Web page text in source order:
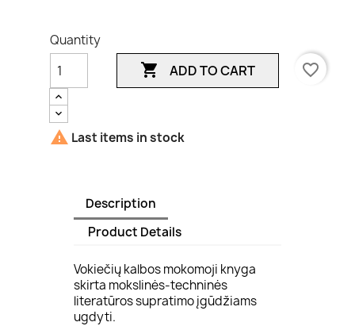
Quantity
 ADD TO CART favorite_border
 Last items in stock
Description
Product Details
Vokiečių kalbos mokomoji knyga
skirta mokslinės-techninės
literatūros supratimo įgūdžiams
ugdyti.